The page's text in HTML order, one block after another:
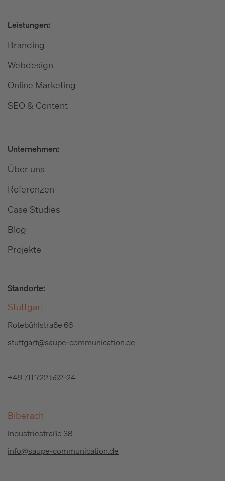
Leistungen:
Branding
Webdesign
Online Marketing
SEO & Content
Unternehmen:
Über uns
Referenzen
Case Studies
Blog
Projekte
Standorte:
Stuttgart
Rotebühlstraße 66
stuttgart@saupe-communication.de
+49 711 722 562-24
Biberach
Industriestraße 38
info@saupe-communication.de